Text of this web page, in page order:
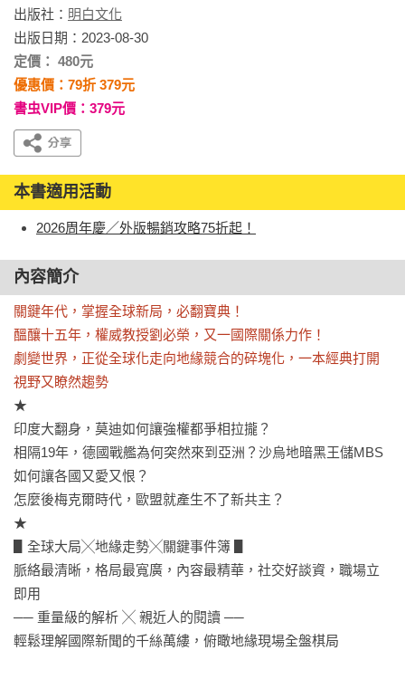
出版社： 明白文化
出版日期：2023-08-30
定價： 480元
優惠價：79折 379元
書虫VIP價：379元
本書適用活動
2026周年慶／外版暢銷攻略75折起！
內容簡介
關鍵年代，掌握全球新局，必翻寶典！
醞釀十五年，權威教授劉必榮，又一國際關係力作！
劇變世界，正從全球化走向地緣競合的碎塊化，一本經典打開
視野又瞭然趨勢
★
印度大翻身，莫迪如何讓強權都爭相拉攏？
相隔19年，德國戰艦為何突然來到亞洲？沙烏地暗黑王儲MBS
如何讓各國又愛又恨？
怎麼後梅克爾時代，歐盟就產生不了新共主？
★
▋全球大局╳地緣走勢╳關鍵事件簿 ▋
脈絡最清晰，格局最寬廣，內容最精華，社交好談資，職場立
即用
── 重量級的解析 ╳ 親近人的閱讀 ──
輕鬆理解國際新聞的千絲萬縷，俯瞰地緣現場全盤棋局